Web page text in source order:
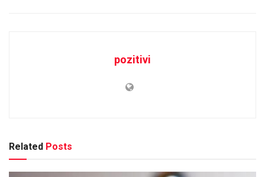
pozitivi
Related Posts